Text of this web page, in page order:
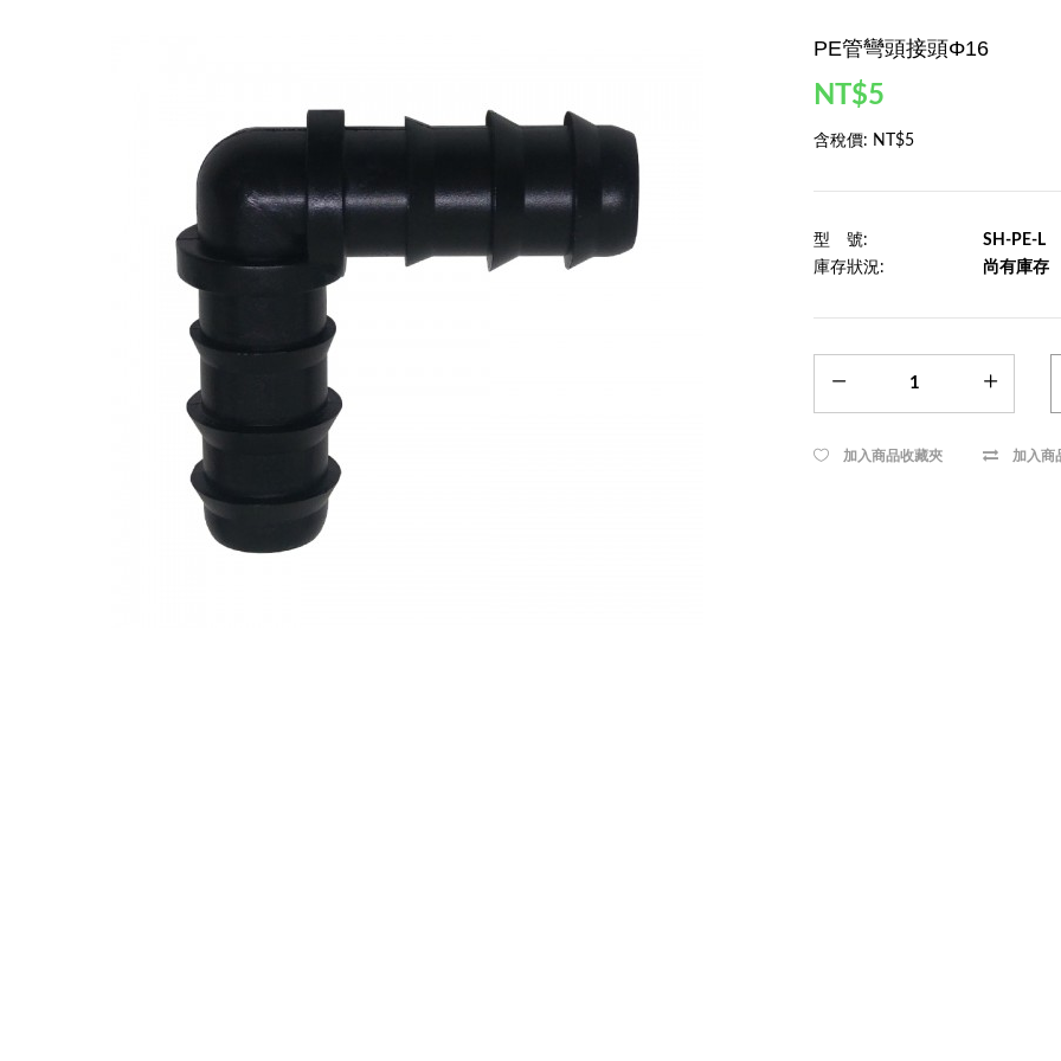
PE管彎頭接頭Φ16
NT$5
含稅價: NT$5
型 號:
SH-PE-L
庫存狀況:
尚有庫存
加入商品收藏夾 加入商